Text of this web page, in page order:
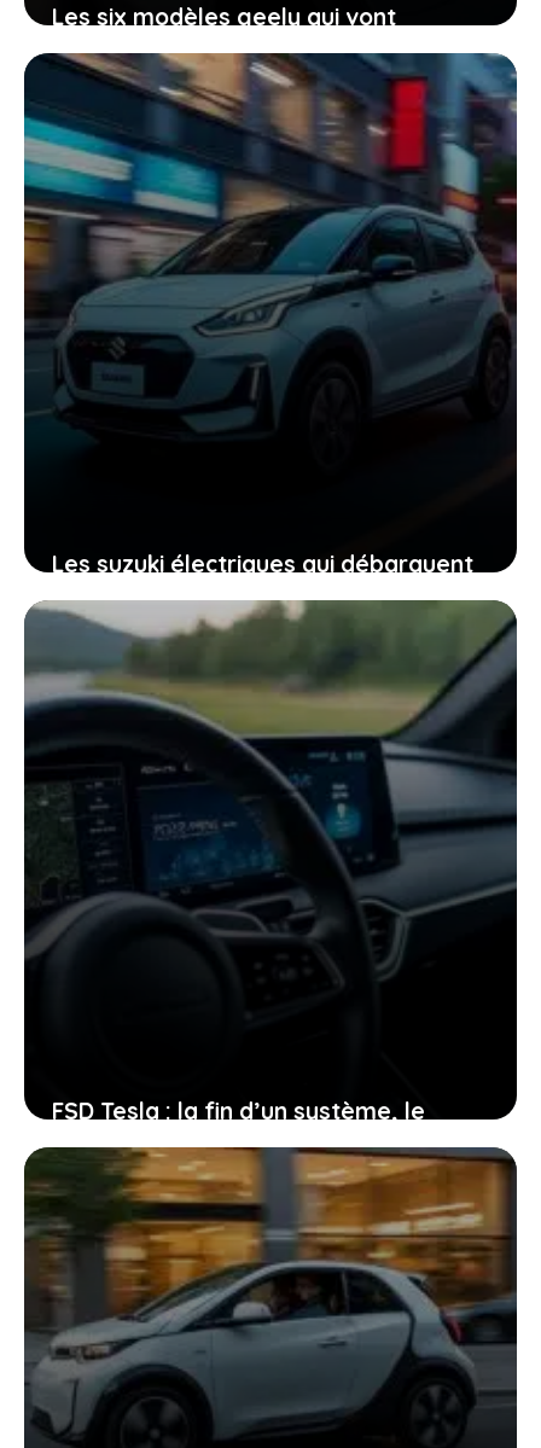
Les six modèles geely qui vont
redéfinir votre expérience électrique
sur le marché français
23 janvier 2026
Les suzuki électriques qui débarquent
en france : ce que vous devez
absolument savoir
22 janvier 2026
FSD Tesla : la fin d’un système, le
début d’une révolution dans votre
voiture
21 janvier 2026